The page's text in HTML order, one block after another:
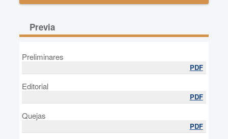
Previa
Preliminares
PDF
Editorial
PDF
Quejas
PDF